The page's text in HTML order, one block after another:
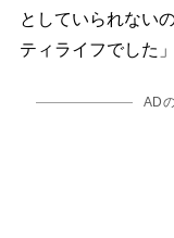
としていられない
ティライフでした
AD